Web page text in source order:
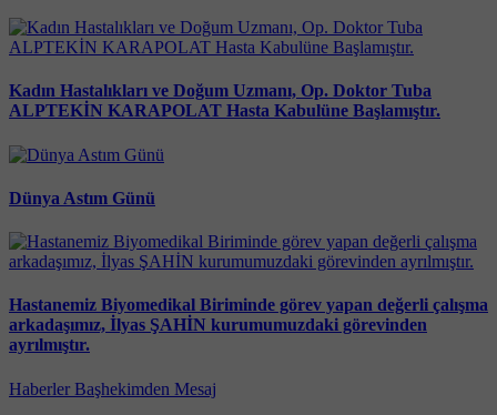
Kadın Hastalıkları ve Doğum Uzmanı, Op. Doktor Tuba
ALPTEKİN KARAPOLAT Hasta Kabulüne Başlamıştır.
Dünya Astım Günü
Hastanemiz Biyomedikal Biriminde görev yapan değerli çalışma
arkadaşımız, İlyas ŞAHİN kurumumuzdaki görevinden
ayrılmıştır.
Haberler Başhekimden Mesaj